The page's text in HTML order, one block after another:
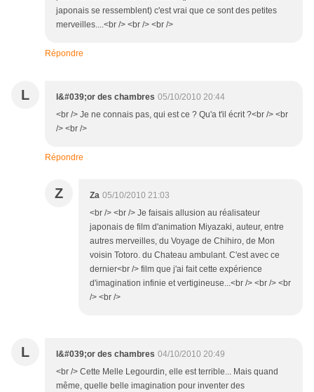
japonais se ressemblent) c'est vrai que ce sont des petites
merveilles....<br /> <br /> <br />
Répondre
L l&#039;or des chambres 05/10/2010 20:44
<br /> Je ne connais pas, qui est ce ? Qu'a t'il écrit ?<br /> <br
/> <br />
Répondre
Z Za 05/10/2010 21:03
<br /> <br /> Je faisais allusion au réalisateur
japonais de film d'animation Miyazaki, auteur, entre
autres merveilles, du Voyage de Chihiro, de Mon
voisin Totoro. du Chateau ambulant. C'est avec ce
dernier<br /> film que j'ai fait cette expérience
d'imagination infinie et vertigineuse...<br /> <br /> <br
/> <br />
L l&#039;or des chambres 04/10/2010 20:49
<br /> Cette Melle Legourdin, elle est terrible... Mais quand
même, quelle belle imagination pour inventer des